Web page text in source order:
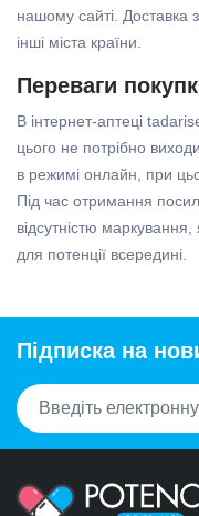
нашому сайті. Доставка
інші міста країни.
Переваги
В інтернет-аптеці
цього не потрібно
в режимі онлайн, при
Під час отримання
відсутністю
для потенції всередині.
Підписка на